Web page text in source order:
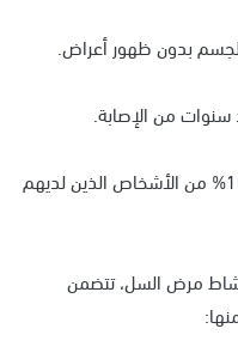
تُلاحظ حالات الاستنشاط في حوالي 5-10% من الأشخاص الذين لديهم
مرض السل، تتضمن